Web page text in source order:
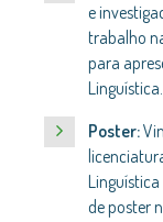
e
trabalho
para
Linguística.
Poster:
de poster